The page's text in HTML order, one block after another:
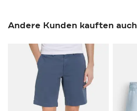
Andere Kunden kauften auch